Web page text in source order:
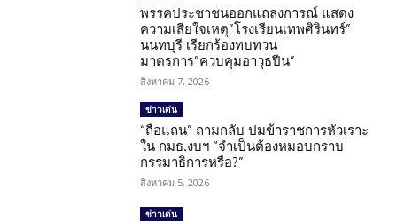
พรรคประชาชนออกแถลงการณ์ แสดง
ความเสียใจเหตุ”โรงเรียนเทพศิรินทร์”
นนทบุรี เรียกร้องทบทวน
มาตรการ”ควบคุมอาวุธปืน”
สิงหาคม 7, 2026
ข่าวเด่น
“ถือแถน” ถามกลับ ปมข้าราชการหัวเราะ
ใน กมธ.งบฯ “จำเป็นต้องหมอบกราบ
กรรมาธิการหรือ?”
สิงหาคม 5, 2026
ข่าวเด่น